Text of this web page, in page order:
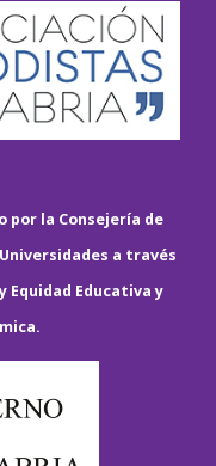
por la Consejería de
a través
Equidad Educativa y